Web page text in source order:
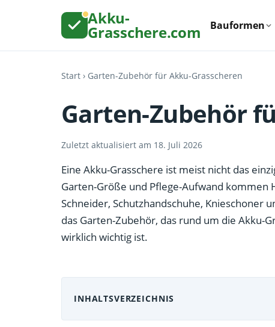
Akku-
Grasschere.com Bauformen
Start › Garten-Zubehör für Akku-Grasscheren
Garten-Zubehör
Zuletzt aktualisiert am 18. Juli 2026
Eine Akku-Grasschere ist meist nicht das
Garten-Größe und Pflege-Aufwand kommen
Schneider, Schutzhandschuhe, Knieschoner
das Garten-Zubehör, das rund um die Akku-
wirklich wichtig ist.
INHALTSVERZEICHNIS